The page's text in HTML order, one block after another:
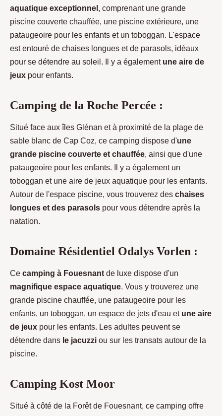
aquatique exceptionnel , comprenant une grande
piscine couverte chauffée, une piscine extérieure, une
pataugeoire pour les enfants et un toboggan. L'espace
est entouré de chaises longues et de parasols, idéaux
pour se détendre au soleil. Il y a également une aire de
jeux pour enfants.
Camping de la Roche Percée :
Situé face aux îles Glénan et à proximité de la plage de
sable blanc de Cap Coz, ce camping dispose d'une
grande piscine couverte et chauffée, ainsi que d'une
pataugeoire pour les enfants. Il y a également un
toboggan et une aire de jeux aquatique pour les enfants.
Autour de l'espace piscine, vous trouverez des chaises
longues et des parasols pour vous détendre après la
natation.
Domaine Résidentiel Odalys Vorlen :
Ce camping à Fouesnant de luxe dispose d'un
magnifique espace aquatique. Vous y trouverez une
grande piscine chauffée, une pataugeoire pour les
enfants, un toboggan, un espace de jets d'eau etune aire
de jeux pour les enfants. Les adultes peuvent se
détendre dans le jacuzzi ou sur les transats autour de la
piscine.
Camping Kost Moor
Situé à côté de la Forêt de Fouesnant, ce camping offre